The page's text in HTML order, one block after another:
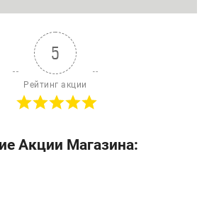
5
Рейтинг акции
Акции Магазина: